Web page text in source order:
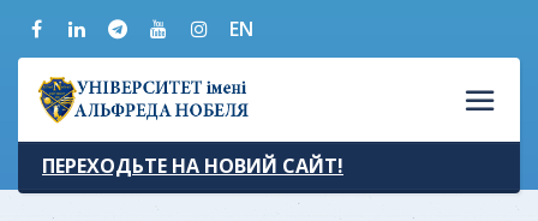
EN
ПЕРЕХОДЬТЕ НА НОВИЙ САЙТ!